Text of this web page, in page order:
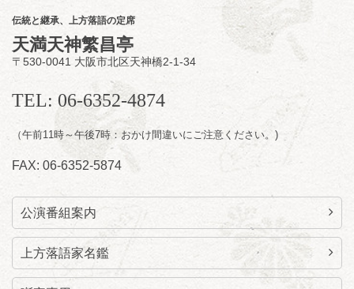
開演：午前10時（9時30分 開場
）
前売2,000円 当日 2,500円
お問合せ：智之介・力造 二人会事務局 090-
7762-6268
伝統と継承、上方落語の定席
天満天神繁昌亭
〒530-0041 大阪市北区天神橋2-1-34
TEL: 06-6352-4874
（午前11時～午後7時：おかけ間違いにご注意ください。)
FAX: 06-6352-5874
公演番組案内
上方落語家名鑑